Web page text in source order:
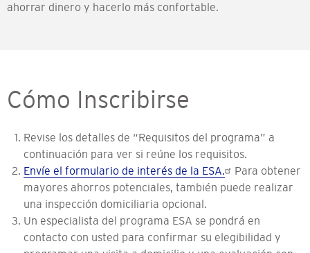
ahorrar dinero y hacerlo más confortable.
Cómo Inscribirse
Revise los detalles de “Requisitos del programa” a
continuación para ver si reúne los requisitos.
Envíe el formulario de interés de la ESA.
Para obtener
mayores ahorros potenciales, también puede realizar
una inspección domiciliaria opcional.
Un especialista del programa ESA se pondrá en
contacto con usted para confirmar su elegibilidad y